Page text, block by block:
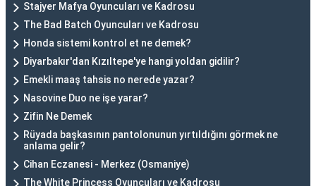
Stajyer Mafya Oyuncuları ve Kadrosu
The Bad Batch Oyuncuları ve Kadrosu
Honda sistemi kontrol et ne demek?
Diyarbakır'dan Kızıltepe'ye hangi yoldan gidilir?
Emekli maaş tahsis no nerede yazar?
Nasovine Duo ne işe yarar?
Zifin Ne Demek
Rüyada başkasının pantolonunun yırtıldığını görmek ne
anlama gelir?
Cihan Eczanesi - Merkez (Osmaniye)
The White Princess Oyuncuları ve Kadrosu